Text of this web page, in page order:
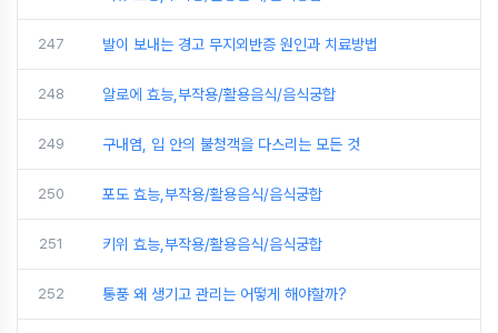
247 발이 보내는 경고 무지외반증 원인과 치료방법
248 알로에 효능,부작용/활용음식/음식궁합
249 구내염, 입 안의 불청객을 다스리는 모든 것
250 포도 효능,부작용/활용음식/음식궁합
251 키위 효능,부작용/활용음식/음식궁합
252 통풍 왜 생기고 관리는 어떻게 해야할까?